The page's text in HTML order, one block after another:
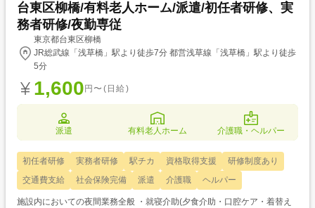
台東区柳橋/有料老人ホーム/派遣/初任者研修、実
務者研修/夜勤専従
東京都台東区柳橋
JR総武線「浅草橋」駅より徒歩7分 都営浅草線「浅草橋」駅より徒歩
5分
1,600 円〜(日給)
派遣 有料老人ホーム 介護職・ヘルパー
初任者研修 実務者研修 駅チカ 資格取得支援
研修制度あり
交通費支給
社会保険完備 派遣 介護職 ヘルパー
施設内においての夜間業務全般 ・就寝介助(夕食介助・口腔ケア・着替え